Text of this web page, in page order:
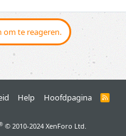
te reageren.
Help Hoofdpagina
R
© 2010-2024 XenForo Ltd.